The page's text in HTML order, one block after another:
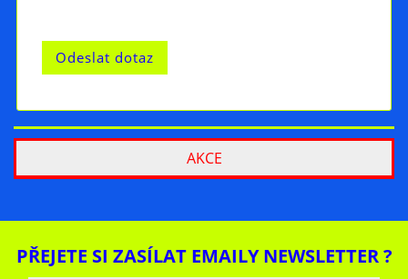
AKCE
PŘEJETE SI ZASÍLAT EMAILY NEWSLETTER ?